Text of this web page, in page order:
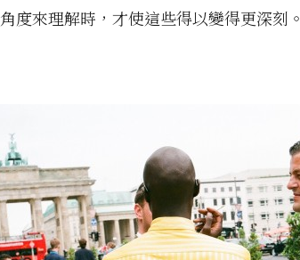
度來理解時，才使這些得以變得更深刻。